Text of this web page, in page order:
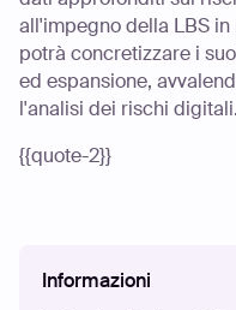
all'impegno della LBS
potrà concretizzare i
ed espansione,
l'analisi dei rischi digitali.
{{quote-2}}
Informazioni